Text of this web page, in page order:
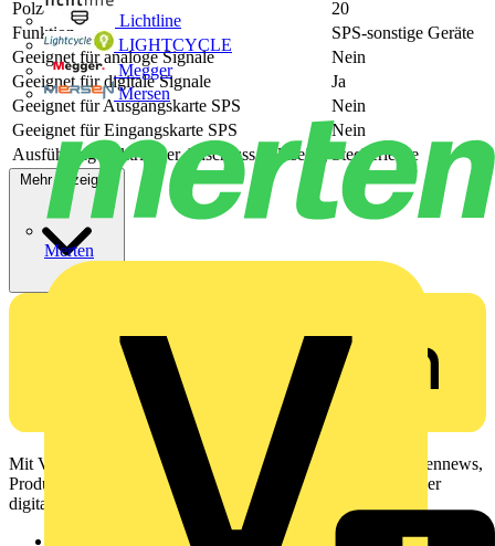
Lichtline
LIGHTCYCLE
Megger
Mersen
Merten
Polzahl
20
Funktion
SPS-sonstige Geräte
Geeignet für analoge Signale
Nein
Geeignet für digitale Signale
Ja
Geeignet für Ausgangskarte SPS
Nein
Geeignet für Eingangskarte SPS
Nein
Ausführung elektrischer Anschluss, feldseitig
Steckerleiste
Mehr anzeigen
Mit Voltimum erhalten Elektrofachkräfte Zugang zu Branchennews,
Produktinformationen, Schulungen und Tools – alles auf einer
digitalen Plattform und Community.